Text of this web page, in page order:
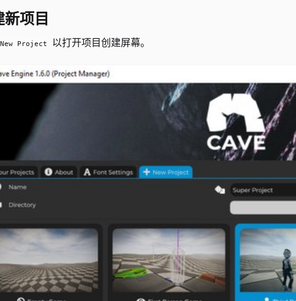
新项目
New Project 以打开项目创建屏幕。